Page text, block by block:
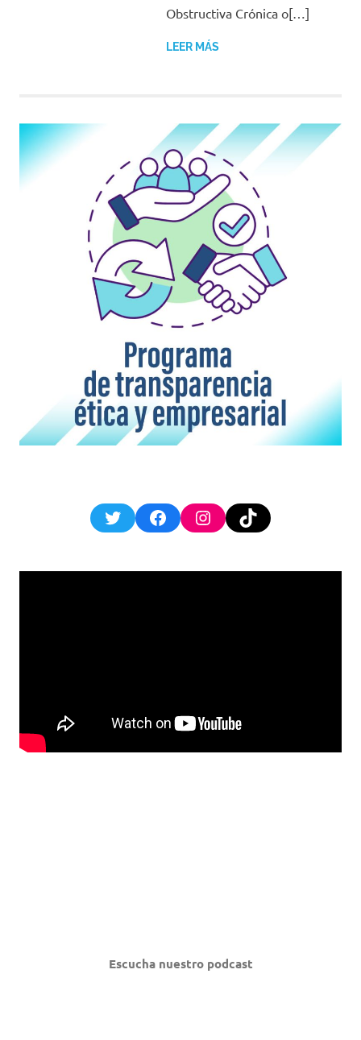
Obstructiva Crónica o[…]
LEER MÁS
TwitterFacebookInstagram
TikTok
Escucha nuestro podcast